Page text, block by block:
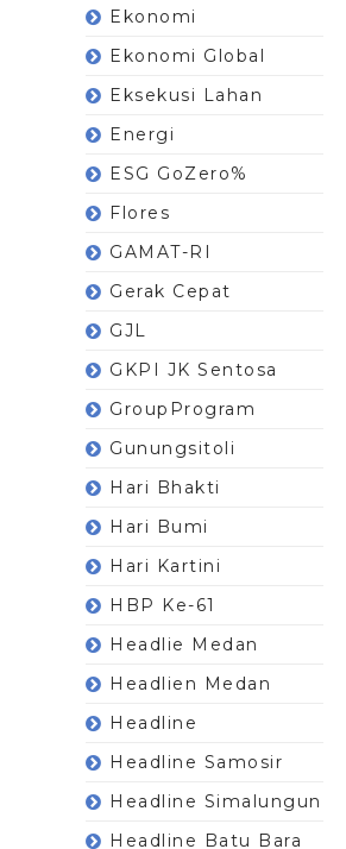
Ekonomi
Ekonomi Global
Eksekusi Lahan
Energi
ESG GoZero%
Flores
GAMAT-RI
Gerak Cepat
GJL
GKPI JK Sentosa
GroupProgram
Gunungsitoli
Hari Bhakti
Hari Bumi
Hari Kartini
HBP Ke-61
Headlie Medan
Headlien Medan
Headline
Headline Samosir
Headline Simalungun
Headline Batu Bara